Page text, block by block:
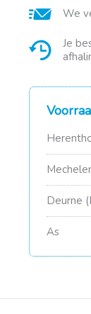
We
Je
Deurne
As